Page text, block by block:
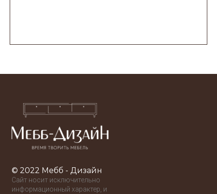
© 2022 Мебб - Дизайн
Сайт носит исключительно
информационный характер, и